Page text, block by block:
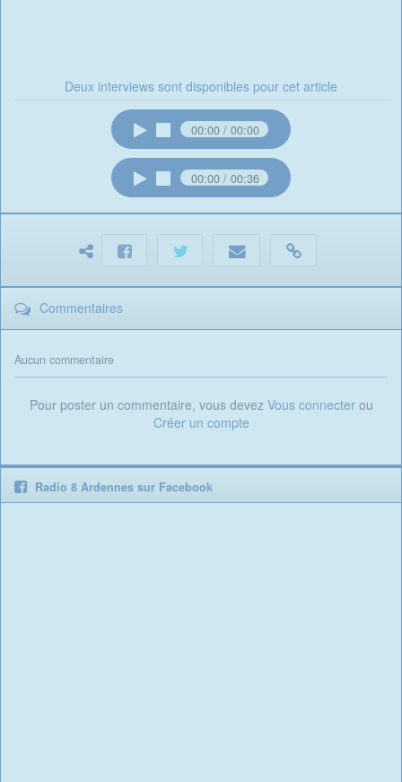
Deux interviews sont disponibles pour cet article
00:00 00:00
00:00 00:36
Commentaires
Aucun commentaire
Pour poster un commentaire, vous devez Vous connecterou
Créer un compte
Radio 8 Ardennes sur Facebook